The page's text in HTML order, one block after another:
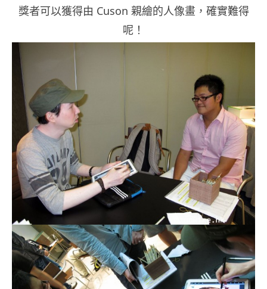
獎者可以獲得由 Cuson 親繪的人像畫，確實難得
呢！